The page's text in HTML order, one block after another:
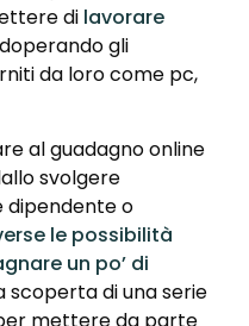
di lavorare
gli
da loro come pc,
al guadagno online
svolgere
dipendente o
le possibilità
un po’ di
scoperta di una serie
mettere da parte